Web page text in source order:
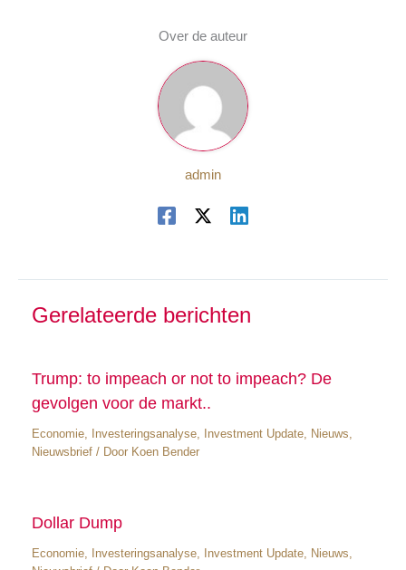
Over de auteur
admin
Gerelateerde berichten
Trump: to impeach or not to impeach? De
gevolgen voor de markt..
Economie, Investeringsanalyse, Investment Update, Nieuws
Nieuwsbrief/ Door Koen Bender
Dollar Dump
Economie, Investeringsanalyse, Investment Update, Nieuws